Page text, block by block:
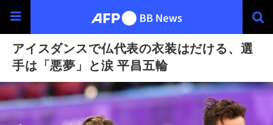
アイスダンスで仏代表の衣装はだける、選
手は「悪夢」と涙 平昌五輪